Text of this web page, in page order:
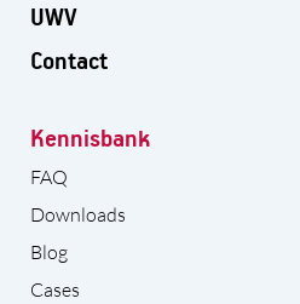
UWV
Contact
Kennisbank
FAQ
Downloads
Blog
Cases